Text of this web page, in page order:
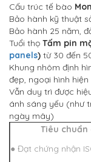
Cấu trúc tế bào
Bảo hành kỹ thuật
Bảo hành 25 năm,
Tuổi thọ Tấm pin
panels) từ 30 đến
Khung nhôm định
đẹp, ngoại hình hiện
Vẫn duy trì được
ánh sáng yếu (như
ngày mây)
Tiêu
● Đạt chứng nhận